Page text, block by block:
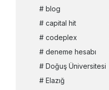
blog
capital hit
codeplex
deneme hesabı
Doğuş Üniversitesi
Elazığ